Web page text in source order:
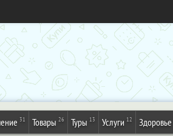
31 Товары 26 Туры 13 Услуги 12 Здоровье